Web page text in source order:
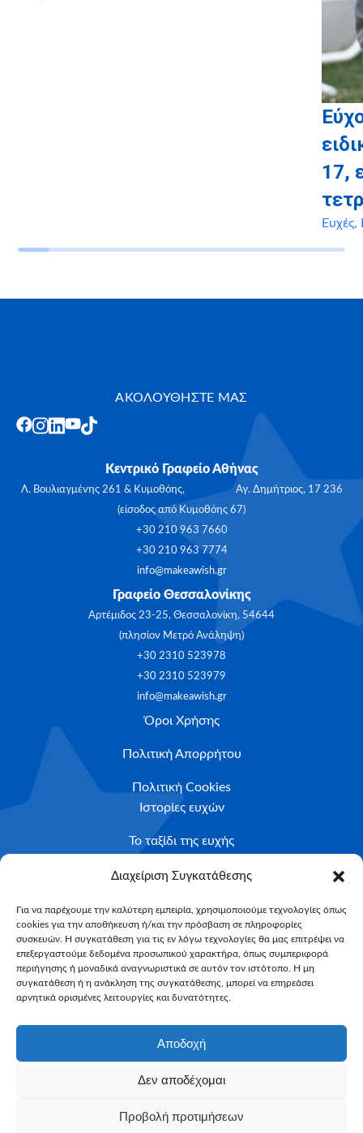
Διαχείριση Συγκατάθεσης
Για να παρέχουμε την καλύτερη εμπειρία, χρησιμοποιούμε τεχνολογίες όπως
cookies για την αποθήκευση ή/και την πρόσβαση σε πληροφορίες
συσκευών. Η συγκατάθεση για τις εν λόγω τεχνολογίες θα μας επιτρέψει να
επεξεργαστούμε δεδομένα προσωπικού χαρακτήρα, όπως συμπεριφορά
περιήγησης ή μοναδικά αναγνωριστικά σε αυτόν τον ιστότοπο. Η μη
συγκατάθεση ή η ανάκληση της συγκατάθεσης, μπορεί να επηρεάσει
αρνητικά ορισμένες λειτουργίες και δυνατότητες.
Αποδοχή
Δεν αποδέχομαι
Προβολή προτιμήσεων
17,
Ευχές,
ΑΚΟΛΟΥΘΗΣΤΕ ΜΑΣ
Κεντρικό Γραφείο Αθήνας
Λ. Βουλιαγμένης 261 & Κυμοθόης, Αγ. Δημήτριος, 17 236
(είσοδος από Κυμοθόης 67)
+30 210 963 7660
+30 210 963 7774
info@makeawish.gr
Γραφείο Θεσσαλονίκης
Αρτέμιδος 23-25, Θεσσαλονίκη, 54644
(πλησίον Μετρό Ανάληψη)
+30 2310 523978
+30 2310 523979
info@makeawish.gr
Όροι Χρήσης
Πολιτική Απορρήτου
Πολιτική Cookies
Ιστορίες ευχών
Το ταξίδι της ευχής
Κριτήρια Καταλληλότητας
Υποβολή Αιτήματος
NEWSLETTER
Email*
All Rights Reserved